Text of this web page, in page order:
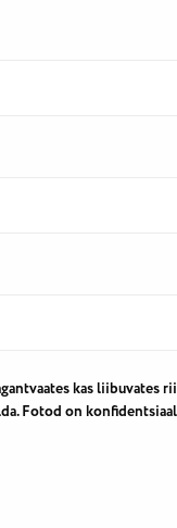
kas liibuvates
Fotod on